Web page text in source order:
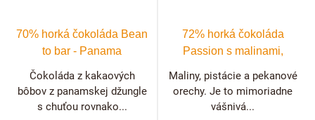
70% horká čokoláda Bean
to bar - Panama
Čokoláda z kakaových
bôbov z panamskej džungle
s chuťou rovnako...
72% horká čokoláda
Passion s malinami,
orechmi
Maliny, pistácie a pekanové
orechy. Je to mimoriadne
vášnivá...